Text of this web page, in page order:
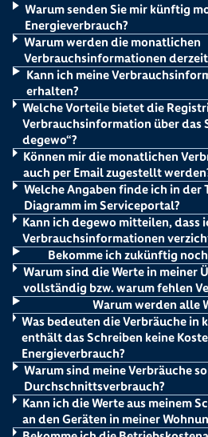
Warum senden Sie mir künftig
Energieverbrauch?
Warum werden die monatlichen
Verbrauchsinformationen
Kann ich meine
erhalten?
Welche Vorteile bietet die
Verbrauchsinformation über das
degewo“?
Können mir die monatlichen
auch per Email zugestellt
Welche Angaben finde ich in der
Diagramm im Serviceportal?
Kann ich degewo mitteilen, dass
Verbrauchsinformationen
Bekomme ich zukünftig
Warum sind die Werte in meiner
vollständig bzw. warum fehlen
Warum werden alle
Was bedeuten die Verbräuche in
enthält das Schreiben keine
Energieverbrauch?
Warum sind meine Verbräuche
Durchschnittsverbrauch?
Kann ich die Werte aus meinem
an den Geräten in meiner